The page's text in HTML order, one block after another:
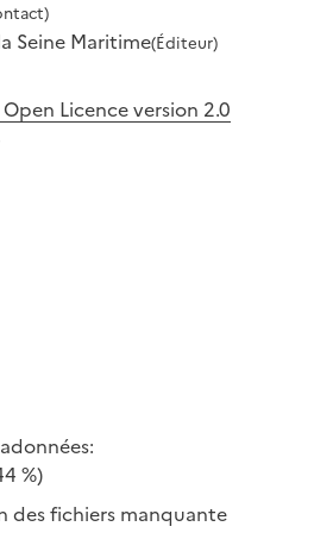
Seine Maritime(Éditeur)
Licence version 2.0
%)
des fichiers manquante